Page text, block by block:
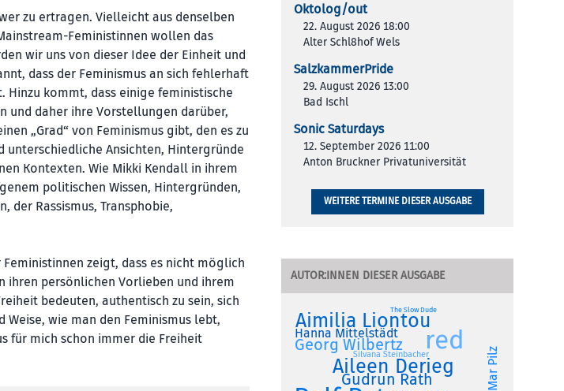
zu ertragen. Vielleicht aus denselben
Feministinnen wollen das
wir uns von dieser Idee der Einheit und
dass der Feminismus an sich fehlerhaft
Hinzu kommt, dass einige feministische
und daher ihre Vorstellungen darüber,
„Grad“ von Feminismus gibt, den es zu
Ansichten, Hintergründe
Kontexten. Wie Mikki Kendall in ihrem
politischen Wissen, Hintergründen,
der Rassismus, Transphobie,
zeigt, dass es nicht möglich
ihren persönlichen Vorlieben und ihrem
bedeuten, authentisch zu sein, sich
wie man den Feminismus lebt,
für mich schon immer die Freiheit
Oktolog/out
22. August 2026 18:00
Alter Schl8hof Wels
SalzkammerPride
29. August 2026 13:00
Bad Ischl
Sonic Saturdays
12. September 2026 11:00
Anton Bruckner Privatuniversität
WEITERE TERMINE DIESER AUSGABE
AUTOR:INNEN DIESER AUSGABE
red
Aileen Derieg
Aimilia Liontou
Georg Wilbertz
Gudrun Rath
Hanna Mittelstädt
Mar Pilz
Silvana Steinbacher
The Slow Dude